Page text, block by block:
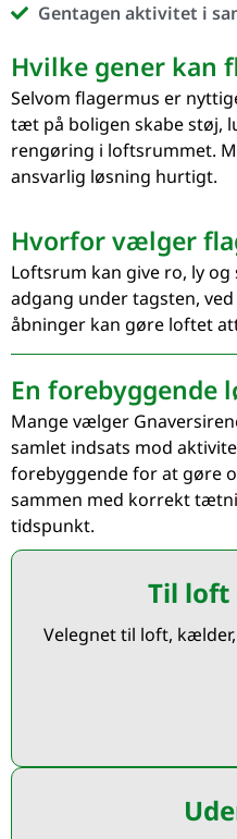
Gentagen aktivitet i
Hvilke gener kan
Selvom flagermus er
tæt på boligen skabe støj,
rengøring i loftsrummet.
ansvarlig løsning hurtigt.
Hvorfor vælger
Loftsrum kan give ro, ly
adgang under tagsten,
åbninger kan gøre loftet
En forebyggende
Mange vælger
samlet indsats mod
forebyggende for at gøre
sammen med korrekt
tidspunkt.
Til loft
Velegnet til loft,